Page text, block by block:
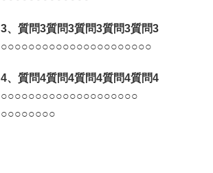
3、質問3質問3質問3質問3質問3
○○○○○○○○○○○○○○○○○○○○○○
4、質問4質問4質問4質問4質問4
○○○○○○○○○○○○○○○○○○○○
○○○○○○○○